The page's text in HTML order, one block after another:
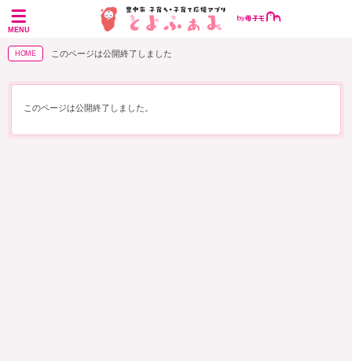
MENU
HOME このページは公開終了しました
このページは公開終了しました。